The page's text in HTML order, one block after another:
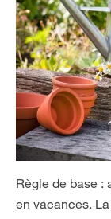
Règle de base :
en vacances.